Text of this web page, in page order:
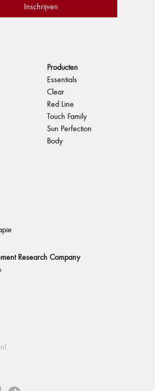
Producten
Essentials
Clear
Red Line
Touch Family
Sun Perfection
Body
Research Company